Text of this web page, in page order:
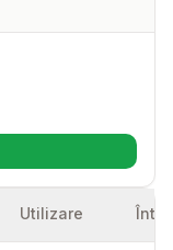
într-o filă nouă)
Utilizare